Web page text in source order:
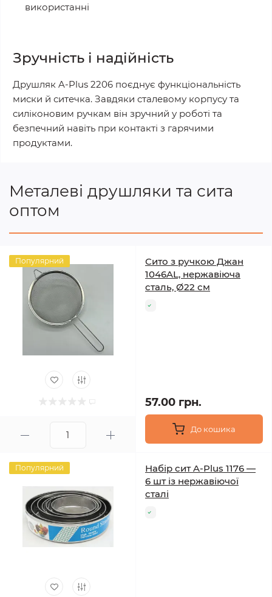
використанні
Зручність і надійність
Друшляк A-Plus 2206 поєднує функціональність
миски й ситечка. Завдяки сталевому корпусу та
силіконовим ручкам він зручний у роботі та
безпечний навіть при контакті з гарячими
продуктами.
Металеві друшляки та сита
оптом
Популярний
Сито з ручкою Джан
1046AL, нержавіюча
сталь, Ø22 см
57.00 грн.
До кошика
Популярний
Набір сит A-Plus 1176 —
6 шт із нержавіючої
сталі